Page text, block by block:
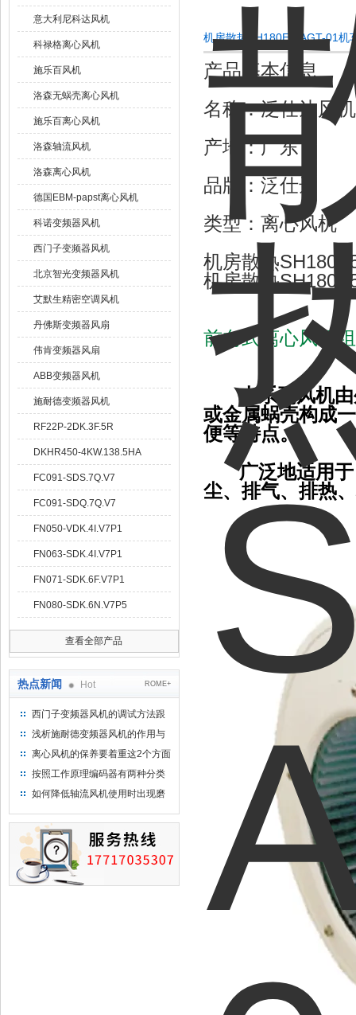
意大利尼科达风机
科禄格离心风机
施乐百风机
洛森无蜗壳离心风机
施乐百离心风机
洛森轴流风机
洛森离心风机
德国EBM-papst离心风机
科诺变频器风机
西门子变频器风机
北京智光变频器风机
艾默生精密空调风机
丹佛斯变频器风扇
伟肯变频器风扇
ABB变频器风机
施耐德变频器风机
RF22P-2DK.3F.5R
DKHR450-4KW.138.5HA
FC091-SDS.7Q.V7
FC091-SDQ.7Q.V7
FN050-VDK.4I.V7P1
FN063-SDK.4I.V7P1
FN071-SDK.6F.V7P1
FN080-SDK.6N.V7P5
查看全部产品
热点新闻 Hot ROME+
西门子变频器风机的调试方法跟
步骤
浅析施耐德变频器风机的作用与
意义所在
离心风机的保养要着重这2个方面
按照工作原理编码器有两种分类
如何降低轴流风机使用时出现磨
机房散热SH180E5-AGT-01机
产品基本信息
名称：泛仕达风机
产地：广东
品牌：泛仕达
类型：离心风机
机房散热
机房散热
前向式离心风机
本系列风机由
或金属蜗壳构成
便等特点。
广泛地适用于
尘、排气、排热